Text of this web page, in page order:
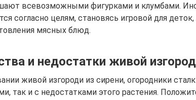
всевозможными фигурками и клумбами.
согласно целям, становясь игровой для
мясных блюд.
и недостатки живой
живой изгороди из сирени, огородники
так и с недостатками этого растения.